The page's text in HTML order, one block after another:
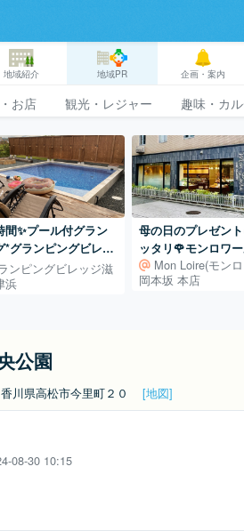
地域紹介 地域PR 企画・案内
お店 観光・レジャー 趣味・カ
間✨プール付グラン
*グランピングビレッ
今津浜
ンピングビレッジ滋
浜
母の日のプレゼン
ッタリ🌹モンロワ
坂 本店
Mon Loire(モン
岡本坂 本店
公園
香川県高松市今里町２０ [地図]
08-30 10:15